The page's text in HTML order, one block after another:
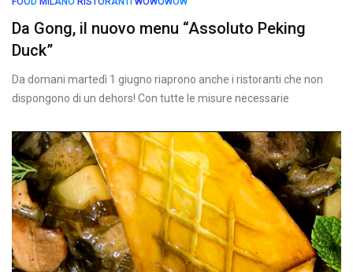
Da Gong, il nuovo menu “Assoluto Peking
Duck”
Da domani martedì 1 giugno riaprono anche i ristoranti che non
dispongono di un dehors! Con tutte le misure necessarie